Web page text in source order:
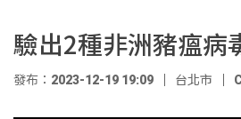
驗出2種非洲豬瘟病
發布：2023-12-19 19:09 台北市